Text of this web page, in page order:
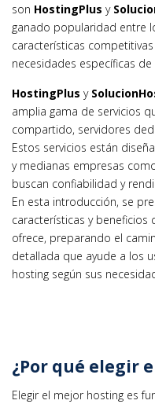
son HostingPlus y
ganado popularidad entre
características
necesidades específicas de
HostingPlus y
amplia gama de servicios
compartido, servidores
Estos servicios están
y medianas empresas
buscan confiabilidad y
En esta introducción, se
características y
ofrece, preparando el
detallada que ayude a los
hosting según sus
¿Por qué elegir
Elegir el mejor hosting es